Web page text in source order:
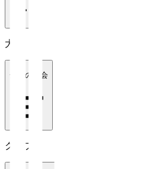
大会
全ての大会
クラブ